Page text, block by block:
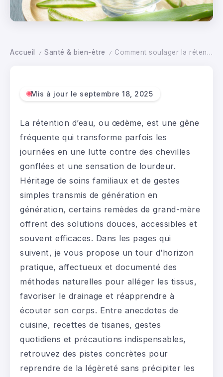
Accueil / Santé & bien-être / Comment soulager la rétention d’eau avec des remèdes de grand-mère efficaces ?
Mis à jour le septembre 18, 2025
La rétention d’eau, ou œdème, est une gêne
fréquente qui transforme parfois les
journées en une lutte contre des chevilles
gonflées et une sensation de lourdeur.
Héritage de soins familiaux et de gestes
simples transmis de génération en
génération, certains remèdes de grand-mère
offrent des solutions douces, accessibles et
souvent efficaces. Dans les pages qui
suivent, je vous propose un tour d’horizon
pratique, affectueux et documenté des
méthodes naturelles pour alléger les tissus,
favoriser le drainage et réapprendre à
écouter son corps. Entre anecdotes de
cuisine, recettes de tisanes, gestes
quotidiens et précautions indispensables,
retrouvez des pistes concrètes pour
reprendre de la légèreté sans précipiter les